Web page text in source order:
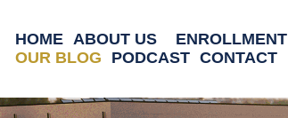
HOME ABOUT US ENROLLMENT
OUR BLOG
PODCAST CONTACT